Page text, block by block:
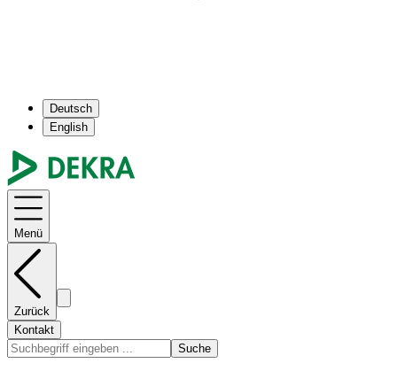
Deutsch
English
Menü
Zurück
Kontakt
Suche